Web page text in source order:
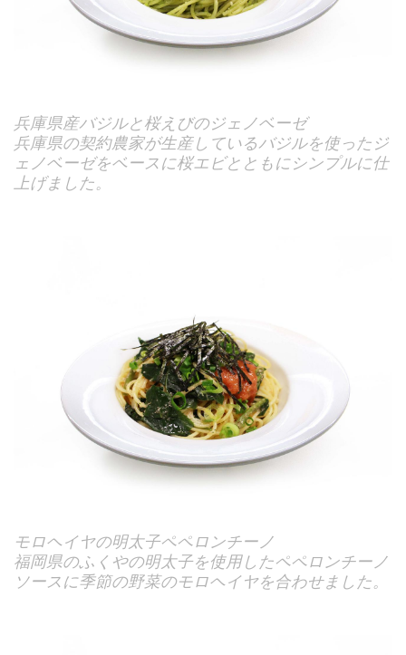
兵庫県産バジルと桜えびのジェノベーゼ
兵庫県の契約農家が生産しているバジルを使ったジ
ェノベーゼをベースに桜エビとともにシンプルに仕
上げました。
モロヘイヤの明太子ペペロンチーノ
福岡県のふくやの明太子を使用したペペロンチーノ
ソースに季節の野菜のモロヘイヤを合わせました。